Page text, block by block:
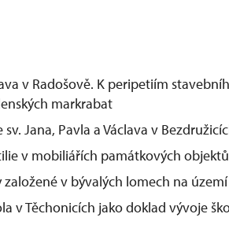
v Radošově. K peripetiím
markrabat
Jana, Pavla a Václava v
v mobiliářích památkových
založené v bývalých lomech na
v Těchonicích jako doklad vývoje